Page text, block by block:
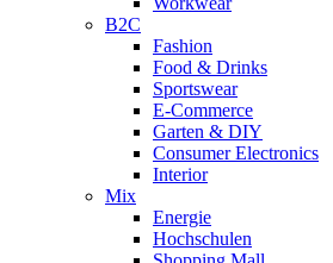
B2C
Fashion
Food & Drinks
Sportswear
E-Commerce
Garten & DIY
Consumer Electronics
Interior
Mix
Energie
Hochschulen